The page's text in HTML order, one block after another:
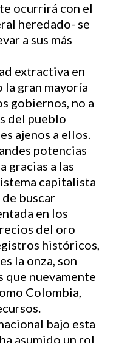
ocurrirá con el
heredado- se
a sus más
extractiva en
la gran mayoría
gobiernos, no a
del pueblo
ajenos a ellos.
potencias
gracias a las
capitalista
buscar
en los
del oro
históricos,
la onza, son
que nuevamente
Colombia,
bajo esta
asumido un rol